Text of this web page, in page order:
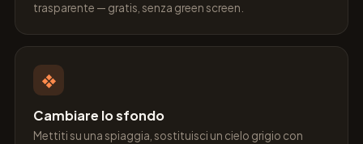
trasparente — gratis, senza green screen.
❖
Cambiare lo sfondo
Mettiti su una spiaggia, sostituisci un cielo grigio con